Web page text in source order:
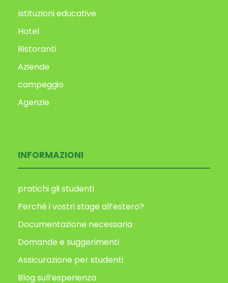
Istituzioni educative
Hotel
Ristoranti
Aziende
campeggio
Agenzie
INFORMAZIONI
pratichi gli studenti
Perché i vostri stage all’estero?
Documentazione necessaria
Domande e suggerimenti
Assicurazione per studenti
Blog sull’esperienza